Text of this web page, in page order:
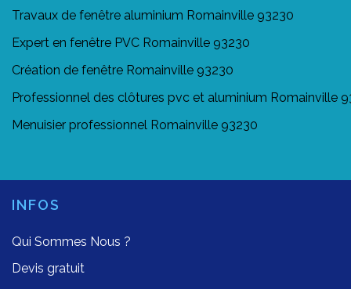
Travaux de fenêtre aluminium Romainville 93230
Expert en fenêtre PVC Romainville 93230
Création de fenêtre Romainville 93230
Professionnel des clôtures pvc et aluminium Romainville
Menuisier professionnel Romainville 93230
INFOS
Qui Sommes Nous ?
Devis gratuit